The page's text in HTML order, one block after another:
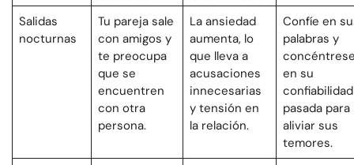
Salidas
nocturnas
Tu pareja sale
con amigos y
te preocupa
que se
encuentren
con otra
persona.
La ansiedad
aumenta, lo
que lleva a
acusaciones
innecesarias
y tensión en
la relación.
Confíe en
palabras y
en su
confiabilidad
pasada para
aliviar sus
temores.